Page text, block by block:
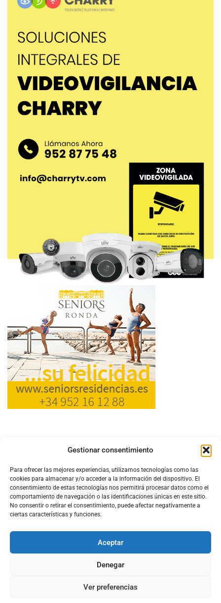
Gestionar consentimiento
Para ofrecer las mejores experiencias, utilizamos tecnologías como las
cookies para almacenar y/o acceder a la información del dispositivo. El
consentimiento de estas tecnologías nos permitirá procesar datos como el
comportamiento de navegación o las identificaciones únicas en este sitio.
No consentir o retirar el consentimiento, puede afectar negativamente a
ciertas características y funciones.
Aceptar
Denegar
Ver preferencias